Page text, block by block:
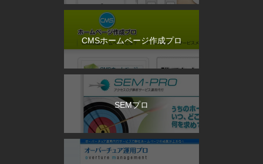
CMSホームページ作成プロ
SEMプロ